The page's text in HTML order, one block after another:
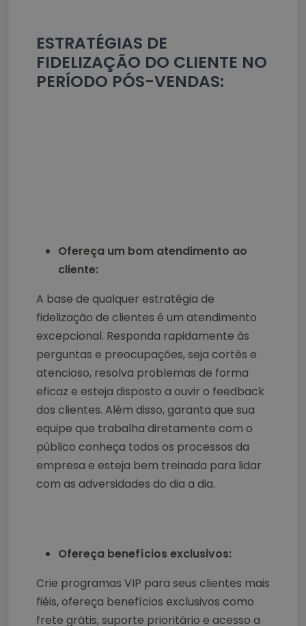
ESTRATÉGIAS DE
FIDELIZAÇÃO DO CLIENTE NO
PERÍODO PÓS-VENDAS:
Ofereça um bom atendimento ao
cliente:
A base de qualquer estratégia de
fidelização de clientes é um atendimento
excepcional. Responda rapidamente às
perguntas e preocupações, seja cortês e
atencioso, resolva problemas de forma
eficaz e esteja disposto a ouvir o feedback
dos clientes. Além disso, garanta que sua
equipe que trabalha diretamente com o
público conheça todos os processos da
empresa e esteja bem treinada para lidar
com as adversidades do dia a dia.
Ofereça benefícios exclusivos:
Crie programas VIP para seus clientes mais
fiéis, ofereça benefícios exclusivos como
frete grátis, suporte prioritário e acesso a